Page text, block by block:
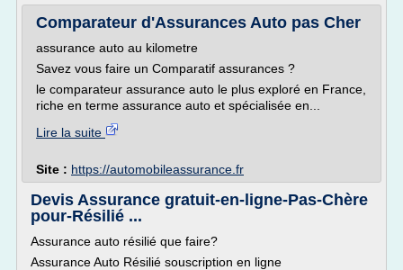
Comparateur d'Assurances Auto pas Cher
assurance auto au kilometre
Savez vous faire un Comparatif assurances ?
le comparateur assurance auto le plus exploré en France,
riche en terme assurance auto et spécialisée en...
Lire la suite
Site : https://automobileassurance.fr
Devis Assurance gratuit-en-ligne-Pas-Chère
pour-Résilié ...
Assurance auto résilié que faire?
Assurance Auto Résilié souscription en ligne